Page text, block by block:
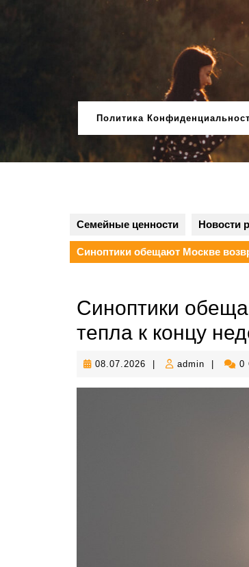
Политика
Семейные ценности Новости
Синоптики обещают Москве
Синоптики
тепла к концу
08.07.2026 08.07.2026
admin admin 0